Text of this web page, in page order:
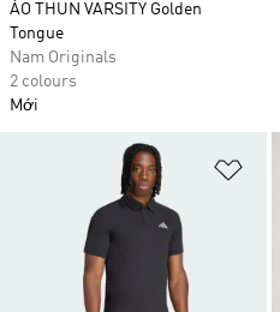
ÁO THUN VARSITY Golden
Tongue
Nam Originals
2 colours
Mới